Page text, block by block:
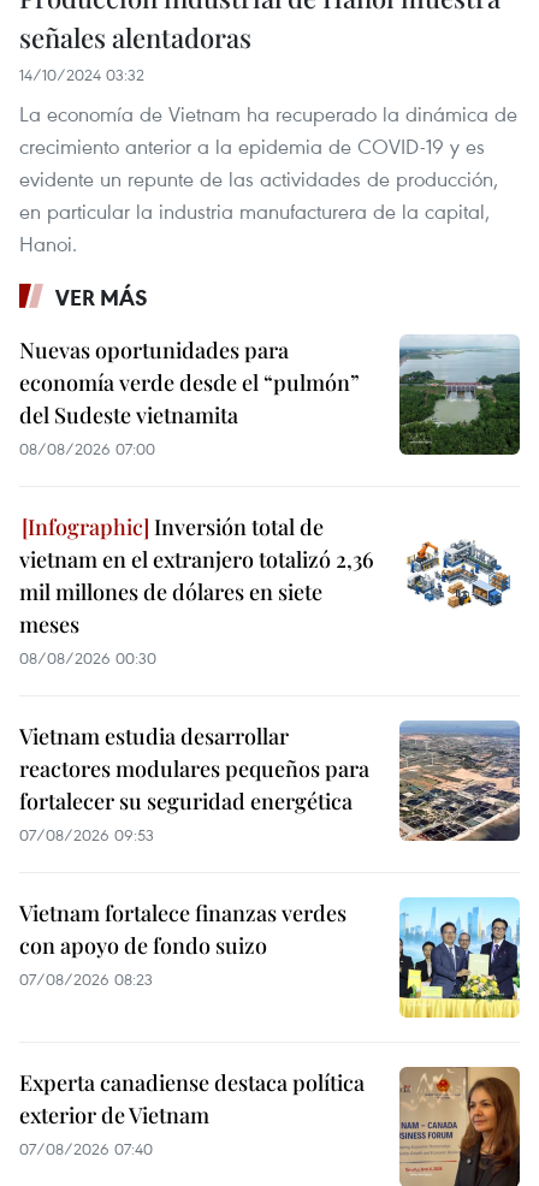
señales alentadoras
14/10/2024 03:32
La economía de Vietnam ha recuperado la dinámica de
crecimiento anterior a la epidemia de COVID-19 y es
evidente un repunte de las actividades de producción,
en particular la industria manufacturera de la capital,
Hanoi.
VER MÁS
Nuevas oportunidades para
economía verde desde el “pulmón”
del Sudeste vietnamita
08/08/2026 07:00
Inversión total de
vietnam en el extranjero totalizó 2,36
mil millones de dólares en siete
meses
08/08/2026 00:30
Vietnam estudia desarrollar
reactores modulares pequeños para
fortalecer su seguridad energética
07/08/2026 09:53
Vietnam fortalece finanzas verdes
con apoyo de fondo suizo
07/08/2026 08:23
Experta canadiense destaca política
exterior de Vietnam
07/08/2026 07:40